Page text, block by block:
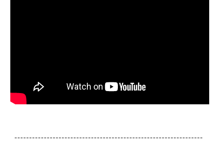
----------------------------------------------------------------